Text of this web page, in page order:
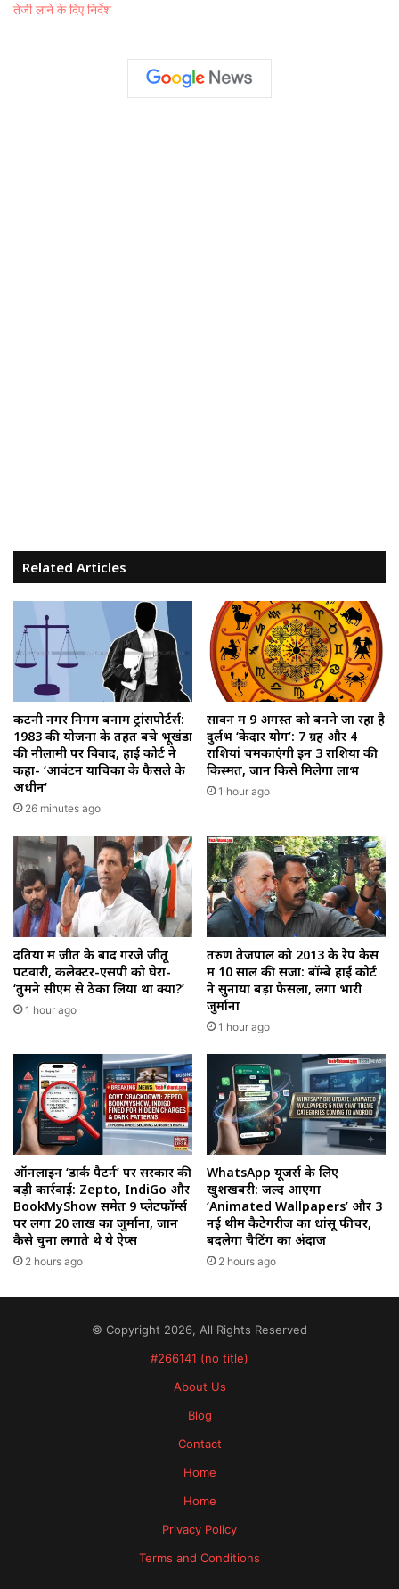
तेजी लाने के दिए निर्देश
Related Articles
कटनी नगर निगम बनाम ट्रांसपोर्टर्स:
1983 की योजना के तहत बचे भूखंडों
की नीलामी पर विवाद, हाई कोर्ट ने
कहा- ‘आवंटन याचिका के फैसले के
अधीन’
26 minutes ago
सावन में 9 अगस्त को बनने जा रहा है
दुर्लभ ‘केदार योग’: 7 ग्रह और 4
राशियां चमकाएंगी इन 3 राशियों की
किस्मत, जानें किसे मिलेगा लाभ
1 hour ago
दतिया में जीत के बाद गरजे जीतू
पटवारी, कलेक्टर-एसपी को घेरा-
‘तुमने सीएम से ठेका लिया था क्या?’
1 hour ago
तरुण तेजपाल को 2013 के रेप केस
में 10 साल की सजा: बॉम्बे हाई कोर्ट
ने सुनाया बड़ा फैसला, लगा भारी
जुर्माना
1 hour ago
ऑनलाइन ‘डार्क पैटर्न’ पर सरकार की
बड़ी कार्रवाई: Zepto, IndiGo और
BookMyShow समेत 9 प्लेटफॉर्म्स
पर लगा 20 लाख का जुर्माना, जानें
कैसे चुना लगाते थे ये ऐप्स
2 hours ago
WhatsApp यूजर्स के लिए
खुशखबरी: जल्द आएगा
‘Animated Wallpapers’ और 3
नई थीम कैटेगरीज का धांसू फीचर,
बदलेगा चैटिंग का अंदाज
2 hours ago
© Copyright 2026, All Rights Reserved
#266141 (no title)
About Us
Blog
Contact
Home
Home
Privacy Policy
Terms and Conditions